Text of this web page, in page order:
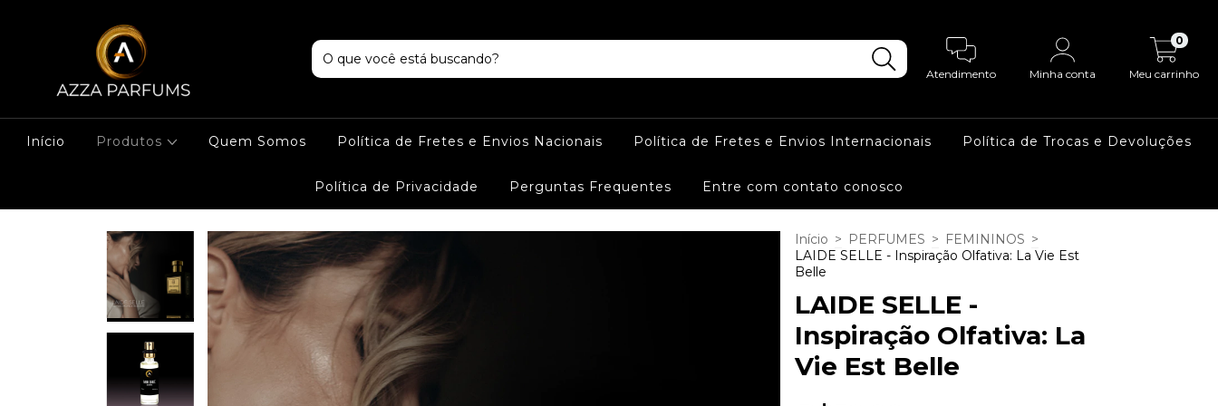
Atendimento Minha conta Meu carrinho
0
Início Produtos Quem Somos Política de Fretes e Envios Nacionais Política de Fretes e Envios Internacionais Política de Trocas e Devoluções
Política de Privacidade Perguntas Frequentes Entre com contato conosco
Início > PERFUMES > FEMININOS >
LAIDE SELLE - Inspiração Olfativa: La Vie Est
Belle
LAIDE SELLE -
Inspiração Olfativa: La
Vie Est Belle